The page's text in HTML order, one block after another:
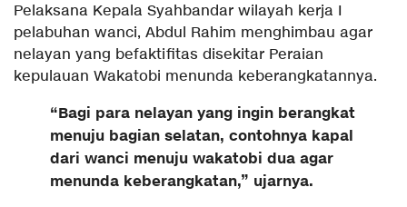
Pelaksana Kepala Syahbandar wilayah kerja I
pelabuhan wanci, Abdul Rahim menghimbau agar
nelayan yang befaktifitas disekitar Peraian
kepulauan Wakatobi menunda keberangkatannya.
“Bagi para nelayan yang ingin berangkat
menuju bagian selatan, contohnya kapal
dari wanci menuju wakatobi dua agar
menunda keberangkatan,” ujarnya.